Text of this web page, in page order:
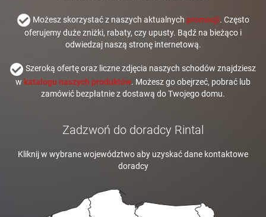
Możesz skorzystać z naszych aktualnych promocji. Często
oferujemy duże zniżki, rabaty, czy upusty. Bądź na bieżąco i
odwiedzaj naszą stronę internetową.
Szeroką ofertę oraz liczne zdjęcia naszych schodów znajdziesz
w katalogu naszych produktów. Możesz go obejrzeć, pobrać lub
zamówić bezpłatnie z dostawą do Twojego domu.
Zadzwoń do doradcy Rintal
Kliknij w wybrane województwo aby uzyskać dane kontaktowe
doradcy